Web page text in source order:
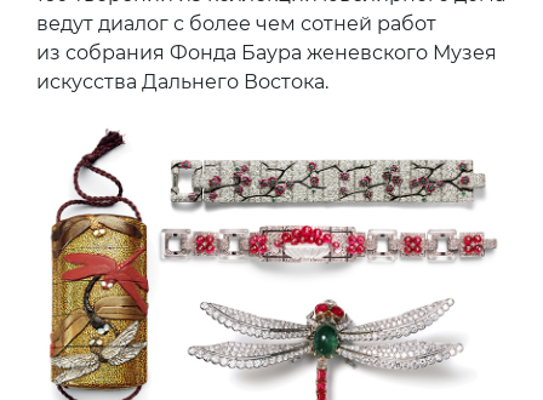
ведут диалог с более чем сотней работ
из собрания Фонда Баура женевского Музея
искусства Дальнего Востока.